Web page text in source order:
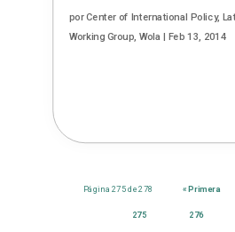
porCenter of International Policy,
Working Group, Wola | Feb 13, 2014
Página 275 de 278 « Primera
275 276